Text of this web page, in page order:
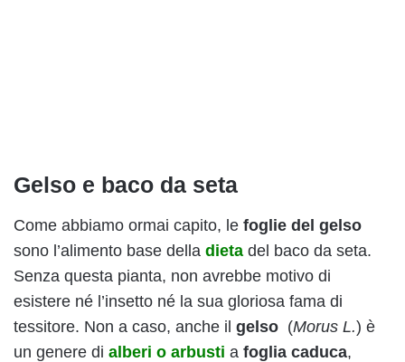
Gelso e baco da seta
Come abbiamo ormai capito, le foglie del gelso
sono l’alimento base della dieta del baco da seta.
Senza questa pianta, non avrebbe motivo di
esistere né l’insetto né la sua gloriosa fama di
tessitore. Non a caso, anche il gelso (Morus L.) è
un genere di alberi o arbusti a foglia caduca,